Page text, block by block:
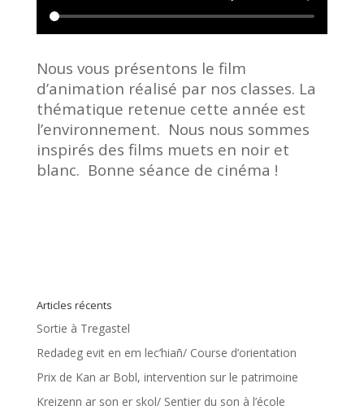
Nous vous présentons le film
d’animation réalisé par nos classes. La
thématique retenue cette année est
l’environnement. Nous nous sommes
inspirés des films muets en noir et
blanc. Bonne séance de cinéma !
Articles récents
Sortie à Tregastel
Redadeg evit en em lec’hiañ/ Course d’orientation
Prix de Kan ar Bobl, intervention sur le patrimoine
Kreizenn ar son er skol/ Sentier du son à l’école